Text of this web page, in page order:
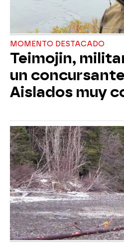
MOMENTO DESTACADO
Teimojin,
un
Aislados muy